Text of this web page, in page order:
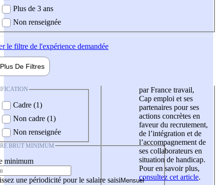
Plus de 3 ans
Non renseignée
le filtre de l'expérience demandée
Plus De Filtres
Cadre (1)
Non cadre (1)
Non renseignée
BRUT MINIMUM
minimum
une périodicité pour le salaire saisi
par France travail,
Cap emploi et ses
partenaires pour ses
actions concrètes en
faveur du recrutement,
de l’intégration et de
l’accompagnement de
ses collaborateurs en
situation de handicap.
Pour en savoir plus,
consultez cet article.